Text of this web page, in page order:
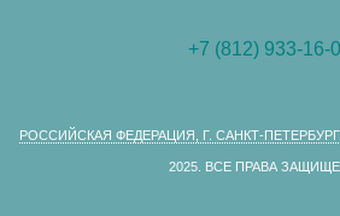
+7 (812) 933-16-
РОССИЙСКАЯ ФЕДЕРАЦИЯ, Г. САНКТ-ПЕТЕРБУРГ
2025. ВСЕ ПРАВА